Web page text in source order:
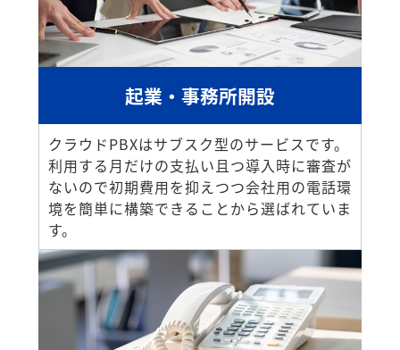
起業・事務所開設
クラウドPBXはサブスク型のサービスです。
利用する月だけの支払い且つ導入時に審査が
ないので初期費用を抑えつつ会社用の電話環
境を簡単に構築できることから選ばれていま
す。